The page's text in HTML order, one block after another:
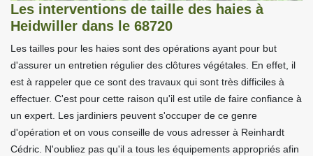
Les interventions de taille des haies à
Heidwiller dans le 68720
Les tailles pour les haies sont des opérations ayant pour but
d'assurer un entretien régulier des clôtures végétales. En effet, il
est à rappeler que ce sont des travaux qui sont très difficiles à
effectuer. C'est pour cette raison qu'il est utile de faire confiance à
un expert. Les jardiniers peuvent s'occuper de ce genre
d'opération et on vous conseille de vous adresser à Reinhardt
Cédric. N'oubliez pas qu'il a tous les équipements appropriés afin